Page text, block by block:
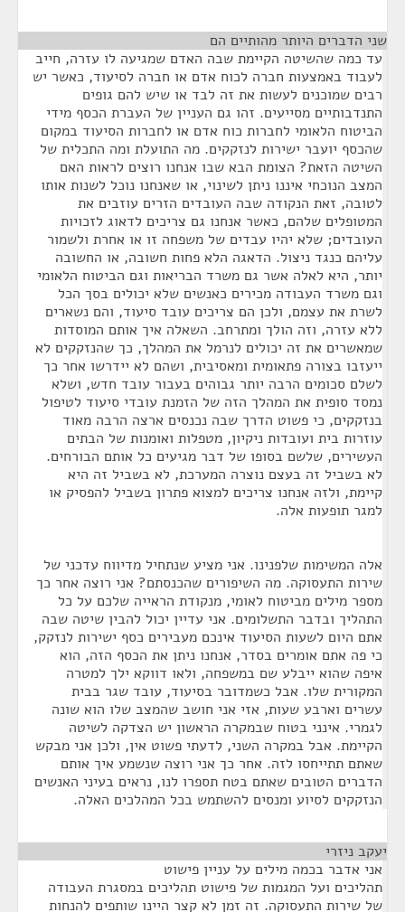
שני הדברים היותר מהותיים הם
עד כמה שהשיטה הקיימת שבה האדם שמגיעה לו עזרה, חייב
לעבוד באמצעות חברה לכוח אדם או חברה לסיעוד, כאשר יש
רבים שמוכנים לעשות את זה לבד או שיש להם גופים
התנדבותיים מסייעים. זהו גם העניין של העברת הכסף מידי
הביטוח הלאומי לחברות כוח אדם או לחברות הסיעוד במקום
שהכסף יועבר ישירות לנזקקים. מה התועלת ומה התכלית של
השיטה הזאת? הצומת הבא שבו אנחנו רוצים לראות האם
המצב הנוכחי איננו ניתן לשינוי, או שאנחנו נוכל לשנות אותו
לטובה, זאת הנקודה שבה העובדים הזרים עוזבים את
המטופלים שלהם, כאשר אנחנו גם צריכים לדאוג לזכויות
העובדים; שלא יהיו עבדים של משפחה זו או אחרת ולשמור
עליהם כנגד ניצול. הדאגה הלא פחות חשובה, או החשובה
יותר, היא לאלה אשר גם משרד הבריאות וגם הביטוח הלאומי
וגם משרד העבודה מכירים כאנשים שלא יכולים בסך הכל
לשרת את עצמם, ולכן הם צריכים עובד סיעוד, והם נשארים
ללא עזרה, וזה הולך ומתרחב. השאלה איך אותם המוסדות
שמאשרים את זה יכולים לנרמל את המהלך, כך שהנזקקים לא
ייעזבו בצורה פתאומית ומאסיבית, ושהם לא יידרשו אחר כך
לשלם סכומים הרבה יותר גבוהים בעבור עובד חדש, ושלא
נמסד סופית את המהלך הזה של הזמנת עובדי סיעוד לטיפול
בנזקקים, כי פשוט הדרך שבה נכנסים ארצה הרבה מאוד
עוזרות בית ועובדות ניקיון, מטפלות ואומנות של הבתים
העשירים, שלשם בסופו של דבר מגיעים כל אותם הבורחים.
לא בשביל זה בעצם נוצרה המערכת, לא בשביל זה היא
קיימת, ולזה אנחנו צריכים למצוא פתרון בשביל להפסיק או
למגר תופעות אלה.
אלה המשימות שלפנינו. אני מציע שנתחיל מדיווח עדכני של
שירות התעסוקה. מה השיפורים שהכנסתם? אני רוצה אחר כך
מספר מילים מביטוח לאומי, מנקודת הראייה שלכם על כל
התהליך ובדבר התשלומים. אני עדיין יכול להבין שיטה שבה
אתם היום לשעות הסיעוד אינכם מעבירים כסף ישירות לנזקק,
כי פה אתם אומרים בסדר, אנחנו ניתן את הכסף הזה, הוא
איפה שהוא ייבלע שם במשפחה, ולאו דווקא ילך למטרה
המקורית שלו. אבל כשמדובר בסיעוד, עובד שגר בבית
עשרים וארבע שעות, אזי אני חושב שהמצב שלו הוא שונה
לגמרי. אינני בטוח שבמקרה הראשון יש הצדקה לשיטה
הקיימת. אבל במקרה השני, לדעתי פשוט אין, ולכן אני מבקש
שאתם תתייחסו לזה. אחר כך אני רוצה שנשמע איך אותם
הדברים הטובים שאתם בטח תספרו לנו, נראים בעיני האנשים
הנזקקים לסיוע ומנסים להשתמש בכל המהלכים האלה.
יעקב ניזרי
אני אדבר בכמה מילים על עניין פישוט
תהליכים ועל המגמות של פישוט תהליכים במסגרת העבודה
של שירות התעסוקה. זה זמן לא קצר היינו שותפים להנחות